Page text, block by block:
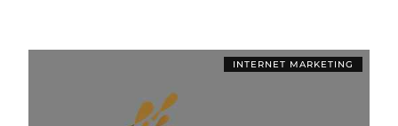
INTERNET MARKETING